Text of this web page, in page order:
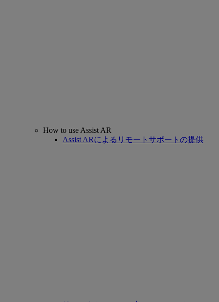
How to use Assist AR
Assist ARによるリモートサポートの提供